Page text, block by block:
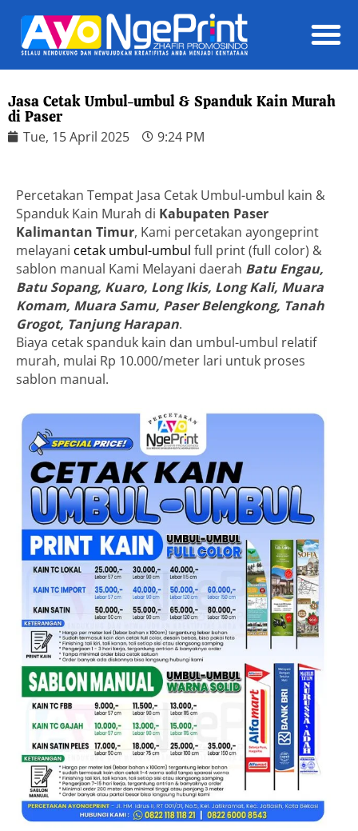
Jasa Cetak Umbul-umbul & Spanduk Kain Murah
di Paser
Tue, 15 April 2025 9:24 PM
Percetakan Tempat Jasa Cetak Umbul-umbul kain &
Spanduk Kain Murah di Kabupaten Paser
Kalimantan Timur, Kami percetakan ayongeprint
melayani cetak umbul-umbul full print (full color) &
sablon manual Kami Melayani daerah Batu Engau,
Batu Sopang, Kuaro, Long Ikis, Long Kali, Muara
Komam, Muara Samu, Paser Belengkong, Tanah
Grogot, Tanjung Harapan.
Biaya cetak spanduk kain dan umbul-umbul relatif
murah, mulai Rp 10.000/meter lari untuk proses
sablon manual.